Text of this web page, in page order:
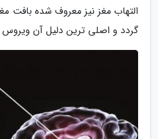
التهاب مغز نیز معروف شده بافت
گردد و اصلی ترین دلیل آن